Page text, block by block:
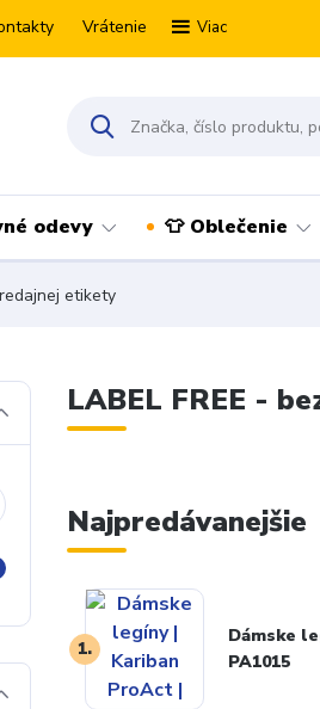
Vrátenie Viac
odevy 👕 Oblečenie
etikety
LABEL FREE -
Najpredávanejšie
1.
Dámske
PA1015